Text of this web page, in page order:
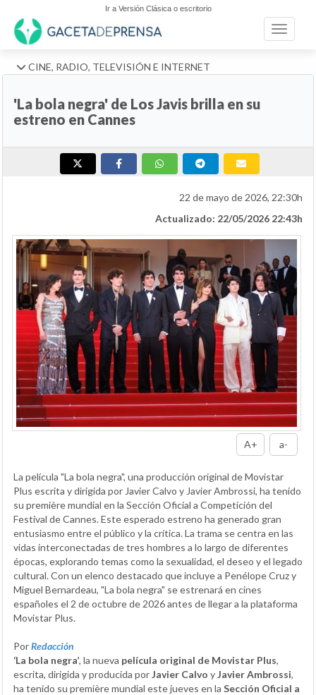
Ir a Versión Clásica o escritorio
Toggle
CINE, RADIO, TELEVISIÓN E INTERNET
'La bola negra' de Los Javis brilla en su
estreno en Cannes
22 de mayo de 2026, 22:30h
Actualizado: 22/05/2026 22:43h
A+ a-
La película "La bola negra", una producción original de Movistar
Plus escrita y dirigida por Javier Calvo y Javier Ambrossi, ha tenido
su première mundial en la Sección Oficial a Competición del
Festival de Cannes. Este esperado estreno ha generado gran
entusiasmo entre el público y la crítica. La trama se centra en las
vidas interconectadas de tres hombres a lo largo de diferentes
épocas, explorando temas como la sexualidad, el deseo y el legado
cultural. Con un elenco destacado que incluye a Penélope Cruz y
Miguel Bernardeau, "La bola negra" se estrenará en cines
españoles el 2 de octubre de 2026 antes de llegar a la plataforma
Movistar Plus.
PorRedacción
‘La bola negra’, la nueva película original de Movistar Plus,
escrita, dirigida y producida porJavier Calvo yJavier Ambrossi,
ha tenido su première mundial este jueves en la Sección Oficial a